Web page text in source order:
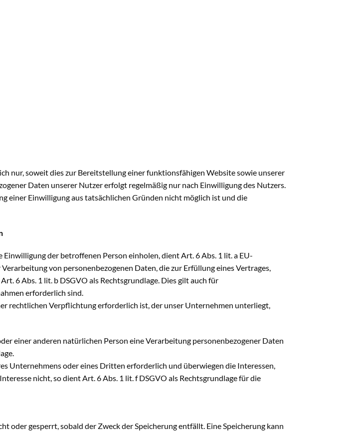
nur, soweit dies zur Bereitstellung einer funktionsfähigen Website sowie unserer
Daten unserer Nutzer erfolgt regelmäßig nur nach Einwilligung des Nutzers.
einer Einwilligung aus tatsächlichen Gründen nicht möglich ist und die
der betroffenen Person einholen, dient Art. 6 Abs. 1 lit. a EU-
von personenbezogenen Daten, die zur Erfüllung eines Vertrages,
6 Abs. 1 lit. b DSGVO als Rechtsgrundlage. Dies gilt auch für
erforderlich sind.
rechtlichen Verpflichtung erforderlich ist, der unser Unternehmen unterliegt,
einer anderen natürlichen Person eine Verarbeitung personenbezogener Daten
Unternehmens oder eines Dritten erforderlich und überwiegen die Interessen,
nicht, so dient Art. 6 Abs. 1 lit. f DSGVO als Rechtsgrundlage für die
oder gesperrt, sobald der Zweck der Speicherung entfällt. Eine Speicherung kann